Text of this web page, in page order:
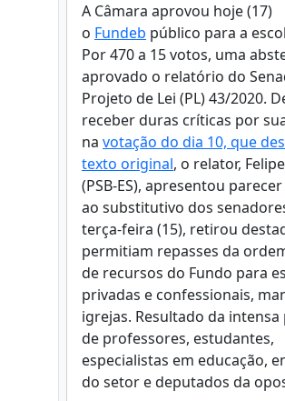
A Câmara aprovou hoje (17)
o Fundeb público para a
Por 470 a 15 votos, uma
aprovado o relatório do
Projeto de Lei (PL) 43/2020.
receber duras críticas por
na votação do dia 10, que
texto original, o relator,
(PSB-ES), apresentou
ao substitutivo dos
terça-feira (15), retirou
permitiam repasses da
de recursos do Fundo para
privadas e confessionais,
igrejas. Resultado da intensa
de professores, estudantes,
especialistas em educação,
do setor e deputados da